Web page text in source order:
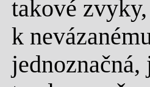
takové
k
jednoznačná,